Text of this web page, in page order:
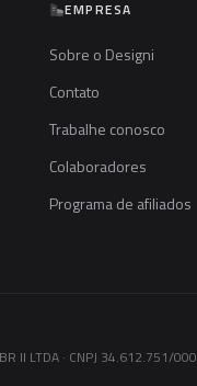
EMPRESA
Sobre o Designi
Contato
Trabalhe conosco
Colaboradores
Programa de afiliados
II LTDA · CNPJ 34.612.751/